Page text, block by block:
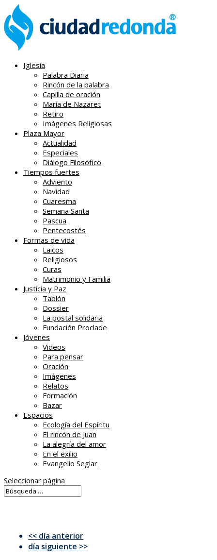
Iglesia
Palabra Diaria
Rincón de la palabra
Capilla de oración
María de Nazaret
Retiro
Imágenes Religiosas
Plaza Mayor
Actualidad
Especiales
Diálogo Filosófico
Tiempos fuertes
Adviento
Navidad
Cuaresma
Semana Santa
Pascua
Pentecostés
Formas de vida
Laicos
Religiosos
Curas
Matrimonio y Familia
Justicia y Paz
Tablón
Dossier
La postal solidaria
Fundación Proclade
Jóvenes
Videos
Para pensar
Oración
Imágenes
Relatos
Formación
Bazar
Espacios
Ecología del Espíritu
El rincón de Juan
La alegría del amor
En el exilio
Evangelio Seglar
Seleccionar página
<< día anterior
día siguiente >>